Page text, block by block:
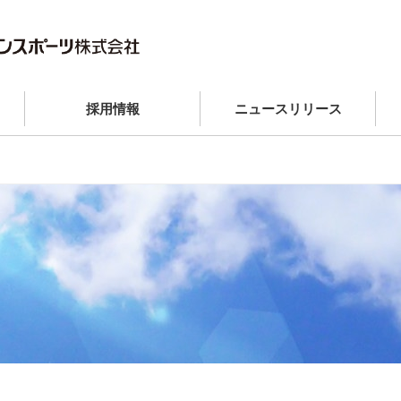
採用情報 ニュースリリース